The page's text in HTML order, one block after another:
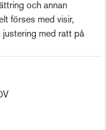
och annan
förses med visir,
justering med ratt på